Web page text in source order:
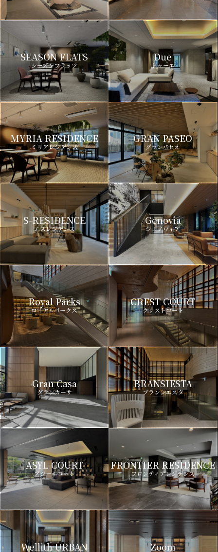
SEASON FLATS
シーズンフラッツ
Due
ドゥーエ
MYRIA RESIDENCE
ミリアレジデンス
GRAN PASEO
グランパセオ
S-RESIDENCE
エスレジデンス
Genovia
ジェノヴィア
Royal Parks
ロイヤルパークス
CREST COURT
クレストコート
Gran Casa
グランカーサ
BRANSIESTA
ブランシエスタ
ASYL COURT
アジールコート
FRONTIER RESIDENCE
フロンティアレジデンス
Wellith URBAN Zoom